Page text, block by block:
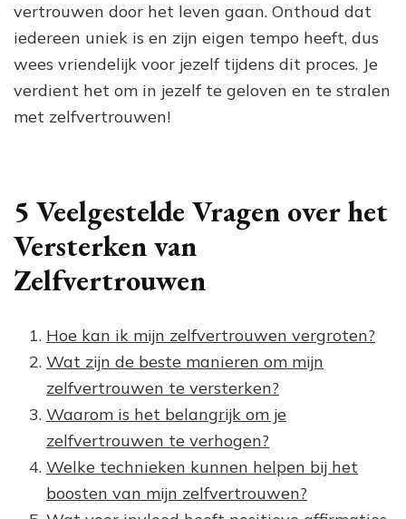
vertrouwen door het leven gaan. Onthoud dat
iedereen uniek is en zijn eigen tempo heeft, dus
wees vriendelijk voor jezelf tijdens dit proces. Je
verdient het om in jezelf te geloven en te stralen
met zelfvertrouwen!
5 Veelgestelde Vragen over het
Versterken van
Zelfvertrouwen
Hoe kan ik mijn zelfvertrouwen vergroten?
Wat zijn de beste manieren om mijn
zelfvertrouwen te versterken?
Waarom is het belangrijk om je
zelfvertrouwen te verhogen?
Welke technieken kunnen helpen bij het
boosten van mijn zelfvertrouwen?